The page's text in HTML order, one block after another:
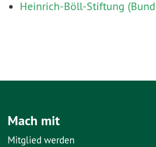
Heinrich-Böll-Stiftung
Mach mit
Mitglied werden